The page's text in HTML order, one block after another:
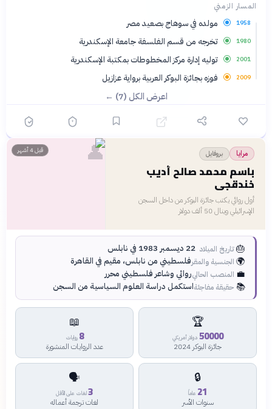
المسار الزمني
1958 مولده في سوهاج بصعيد مصر
1980 تخرجه من قسم الفلسفة جامعة الإسكندرية
2001 توليه إدارة مركز المخطوطات بمكتبة الإسكندرية
2009 فوزه بجائزة البوكر العربية برواية عزازيل
اعرض الكل (7) ←
مرايا بروفايل
باسم محمد صالح أديب
خندقجي
أول روائي يكتب جائزة البوكر من داخل السجن
الإسرائيلي وينال 50 ألف دولار
قبل 4 أشهر 👤
🎂تاريخ الميلاد 22 ديسمبر 1983 في نابلس
🌍 الجنسية والمقرفلسطيني من نابلس، مقيم في القاهرة
💼 المنصب الحاليروائي وشاعر فلسطيني محرر
📚 حقيقة مفاجئةاستكمل دراسة العلوم السياسية من السجن
🏆
50000 دولار أمريكي
جائزة البوكر 2024
📖
8 روايات
عدد الروايات المنشورة
🔒
21 عاماً
سنوات الأسر
🗣️
3لغات على الأقل
لغات ترجمة أعماله